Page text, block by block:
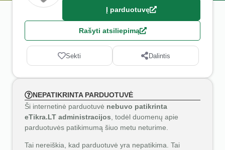
Į parduotuvę
Rašyti atsiliepimą
Sekti Dalintis
NEPATIKRINTA PARDUOTUVĖ
Ši internetinė parduotuvė nebuvo patikrinta
eTikra.LT administracijos , todėl duomenų apie
parduotuvės patikimumą šiuo metu neturime.
Tai nereiškia, kad parduotuvė yra nepatikima. Tai